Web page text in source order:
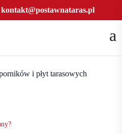
kontakt@postawnataras.pl
i płyt tarasowych